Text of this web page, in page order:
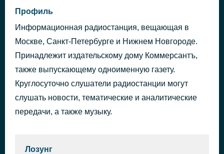
Профиль
Информационная радиостанция, вещающая в
Москве, Санкт-Петербурге и Нижнем Новгороде.
Принадлежит издательскому дому Коммерсантъ,
также выпускающему одноименную газету.
Круглосуточно слушатели радиостанции могут
слушать новости, тематические и аналитические
передачи, а также музыку.
Лозунг